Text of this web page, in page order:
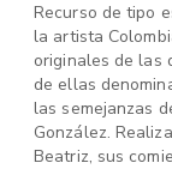
Recurso de tipo
la artista
originales de las
de ellas
las semejanzas
González.
Beatriz, sus